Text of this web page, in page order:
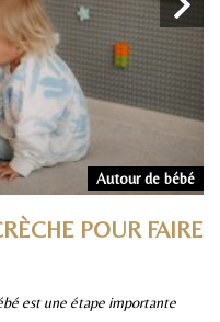
Autour de bébé
POUR FAIRE
est une étape importante